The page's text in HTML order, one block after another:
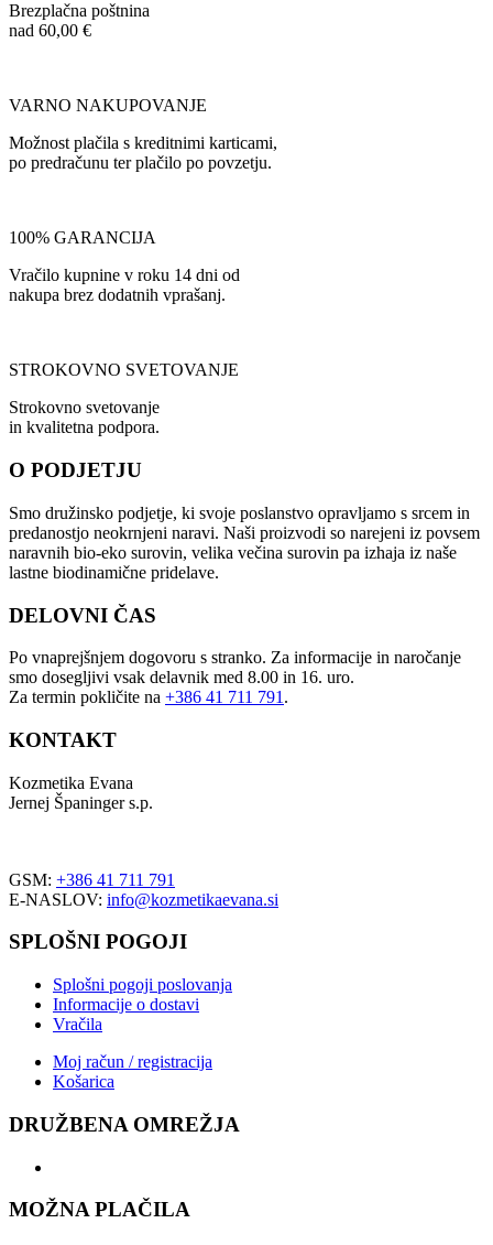
Brezplačna poštnina
nad 60,00 €
VARNO NAKUPOVANJE
Možnost plačila s kreditnimi karticami,
po predračunu ter plačilo po povzetju.
100% GARANCIJA
Vračilo kupnine v roku 14 dni od
nakupa brez dodatnih vprašanj.
STROKOVNO SVETOVANJE
Strokovno svetovanje
in kvalitetna podpora.
O PODJETJU
Smo družinsko podjetje, ki svoje poslanstvo opravljamo s srcem in
predanostjo neokrnjeni naravi. Naši proizvodi so narejeni iz povsem
naravnih bio-eko surovin, velika večina surovin pa izhaja iz naše
lastne biodinamične pridelave.
DELOVNI ČAS
Po vnaprejšnjem dogovoru s stranko. Za informacije in naročanje
smo dosegljivi vsak delavnik med 8.00 in 16. uro.
Za termin pokličite na +386 41 711 791 .
KONTAKT
Kozmetika Evana
Jernej Španinger s.p.
GSM: +386 41 711 791
E-NASLOV: info@kozmetikaevana.si
SPLOŠNI POGOJI
Splošni pogoji poslovanja
Informacije o dostavi
Vračila
Moj račun / registracija
Košarica
DRUŽBENA OMREŽJA
MOŽNA PLAČILA